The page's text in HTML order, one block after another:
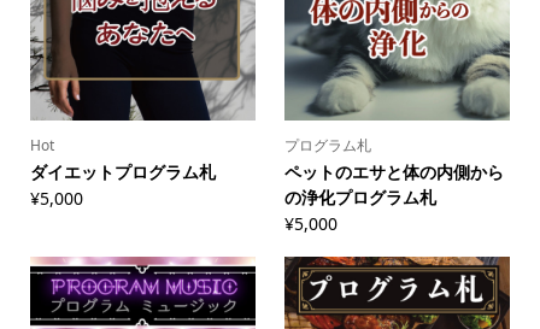
Hot
ダイエットプログラム札
¥5,000
プログラム札
ペットのエサと体の内側から
の浄化プログラム札
¥5,000